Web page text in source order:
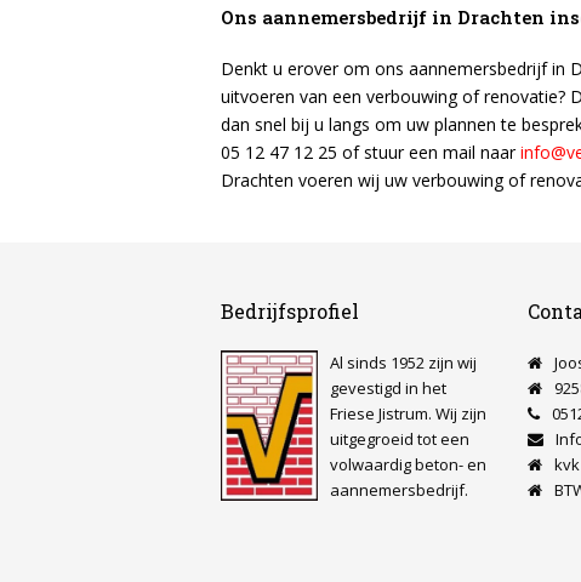
Ons aannemersbedrijf in Drachten
Denkt u erover om ons aannemersbedrijf in
uitvoeren van een verbouwing of renovatie?
dan snel bij u langs om uw plannen te
05 12 47 12 25 of stuur een mail naar
Drachten voeren wij uw verbouwing of
Bedrijfsprofiel
Al sinds 1952 zijn wij
gevestigd in het
Friese Jistrum. Wij zijn
uitgegroeid tot een
volwaardig beton- en
aannemersbedrijf.